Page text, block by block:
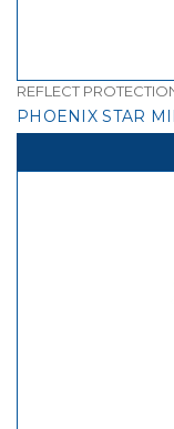
REFLECT
PHOENIX STAR